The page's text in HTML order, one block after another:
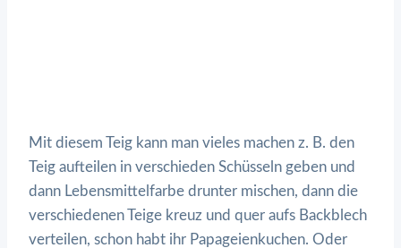
Mit diesem Teig kann man vieles machen z. B. den
Teig aufteilen in verschieden Schüsseln geben und
dann Lebensmittelfarbe drunter mischen, dann die
verschiedenen Teige kreuz und quer aufs Backblech
verteilen, schon habt ihr Papageienkuchen. Oder